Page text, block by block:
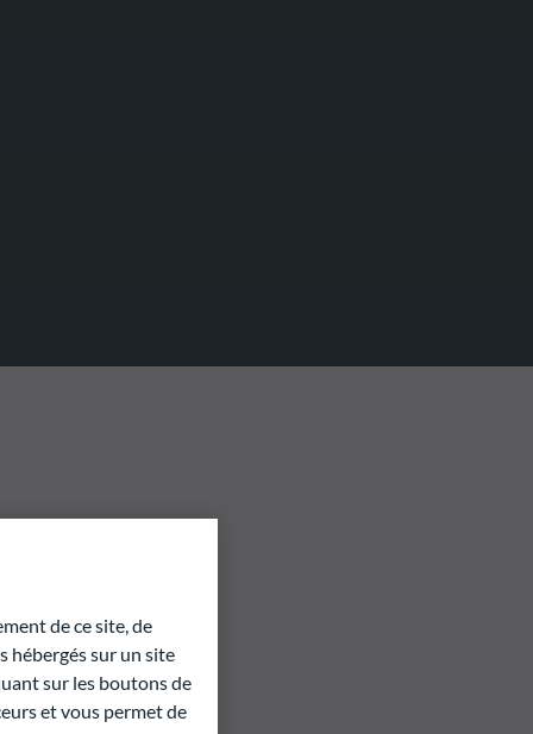
de ce site, de
hébergés sur un site
sur les boutons de
et vous permet de